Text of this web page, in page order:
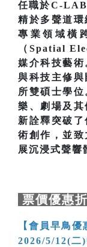
任職於C-LAB
精於多聲道
專業領域橫
（Spatial
媒介科技藝
與科技主修
所雙碩士學
樂、劇場及其
新詮釋突破
術創作，並
展沉浸式聲響
票價優惠
【會員早鳥
2026/5/12(二